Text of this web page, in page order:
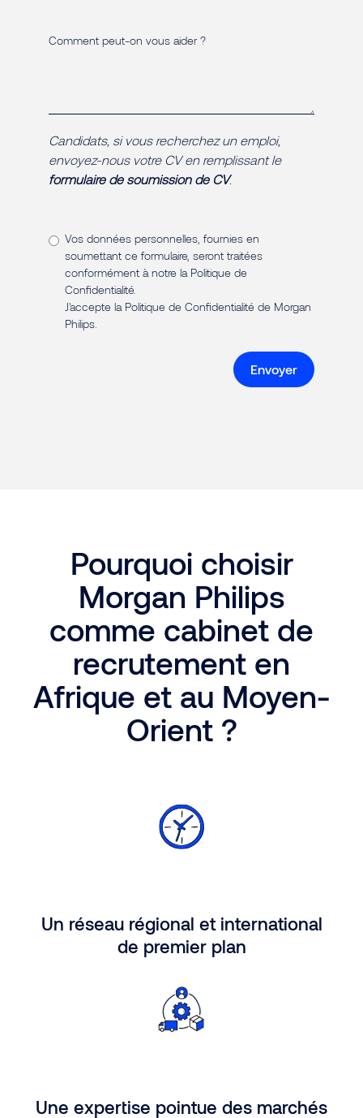
Comment peut-on vous aider ?
Candidats, si vous recherchez un emploi,
envoyez-nous votre CV en remplissant le
formulaire de soumission de CV.
Vos données personnelles, fournies en
soumettant ce formulaire, seront traitées
conformément à notre la Politique de
Confidentialité.
J'accepte la Politique de Confidentialité de Morgan
Philips.
Pourquoi choisir
Morgan Philips
comme cabinet de
recrutement en
Afrique et au Moyen-
Orient ?
Un réseau régional et international
de premier plan
Une expertise pointue des marchés